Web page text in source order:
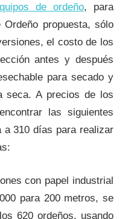
de ordeño, para
propuesta, sólo
el costo de los
antes y después
para secado y
seca. A precios de los
las siguientes
310 días para realizar
con papel industrial
para 200 metros, se
620 ordeños, usando